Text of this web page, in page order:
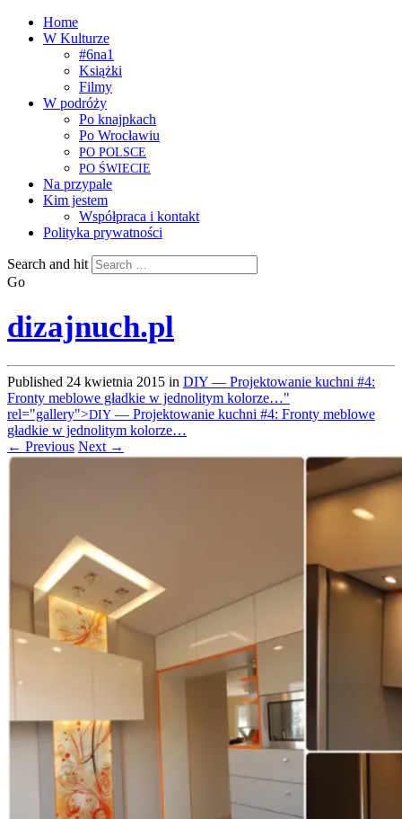
Home
W Kulturze
#6na1
Książki
Filmy
W podróży
Po knajpkach
Po Wrocławiu
PO POLSCE
PO ŚWIECIE
Na przypale
Kim jestem
Współpraca i kontakt
Polityka prywatności
Search and hit
Go
dizajnuch.pl
Published 24 kwietnia 2015 in DIY — Projektowanie kuchni #4:
Fronty meblowe gładkie w jednolitym kolorze…"
rel="gallery">DIY — Projektowanie kuchni #4: Fronty meblowe
gładkie w jednolitym kolorze…
← Previous Next →